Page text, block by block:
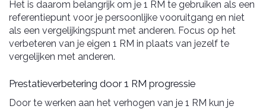
Het is daarom belangrijk om je 1 RM te gebruiken als een
referentiepunt voor je persoonlijke vooruitgang en niet
als een vergelijkingspunt met anderen. Focus op het
verbeteren van je eigen 1 RM in plaats van jezelf te
vergelijken met anderen.
Prestatieverbetering door 1 RM progressie
Door te werken aan het verhogen van je 1 RM kun je